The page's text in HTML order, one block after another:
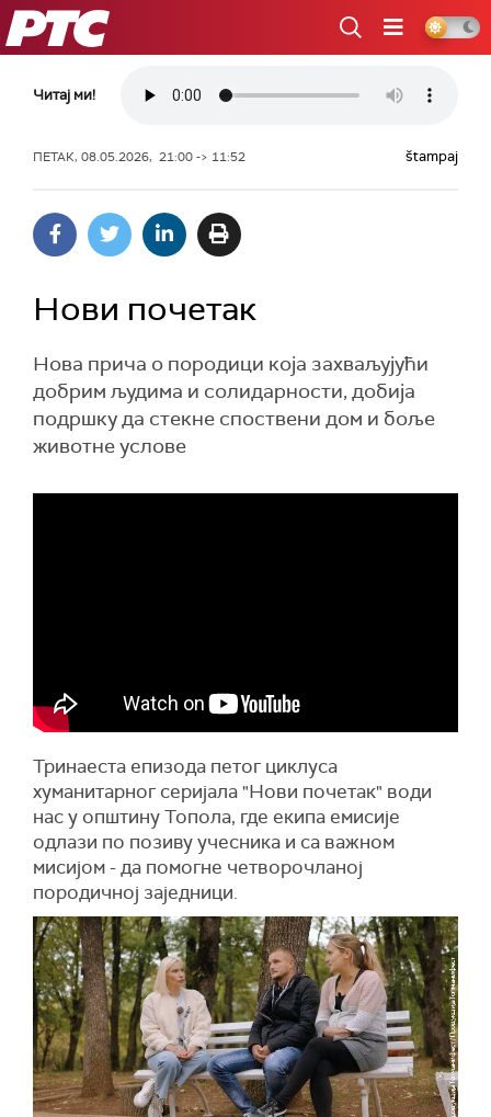
РТС
Читај ми!
ПЕТАК, 08.05.2026, 21:00 -> 11:52 štampaj
Нови почетак
Нова прича о породици која захваљујући
добрим људима и солидарности, добија
подршку да стекне споствени дом и боље
животне услове
Тринаеста епизода петог циклуса
хуманитарног серијала "Нови почетак" води
нас у општину Топола, где екипа емисије
одлази по позиву учесника и са важном
мисијом - да помогне четворочланој
породичној заједници.